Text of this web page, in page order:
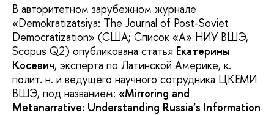
В авторитетном зарубежном журнале
«Demokratizatsiya: The Journal of Post-Soviet
Democratization» (США; Список «А» НИУ ВШЭ,
Scopus Q2) опубликована статья Екатерины
Косевич, эксперта по Латинской Америке, к.
полит. н. и ведущего научного сотрудника ЦКЕМИ
ВШЭ, под названием: «Mirroring and
Metanarrative: Understanding Russia’s Information